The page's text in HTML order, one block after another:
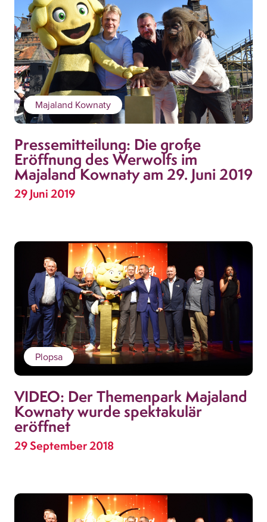
Majaland Kownaty
Pressemitteilung: Die große
Eröffnung des Werwolfs im
Majaland Kownaty am 29. Juni 2019
29 Juni 2019
Plopsa
VIDEO: Der Themenpark Majaland
Kownaty wurde spektakulär
eröffnet
29 September 2018